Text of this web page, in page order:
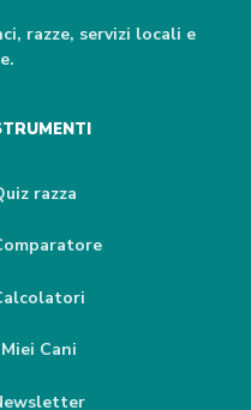
razze, servizi locali e
razza
Cani